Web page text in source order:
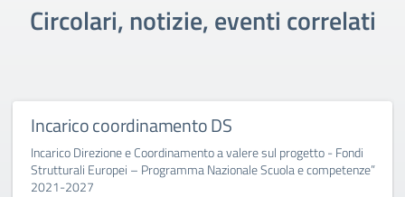
Circolari, notizie, eventi correlati
Incarico coordinamento DS
Incarico Direzione e Coordinamento a valere sul progetto - Fondi
Strutturali Europei – Programma Nazionale Scuola e competenze”
2021-2027